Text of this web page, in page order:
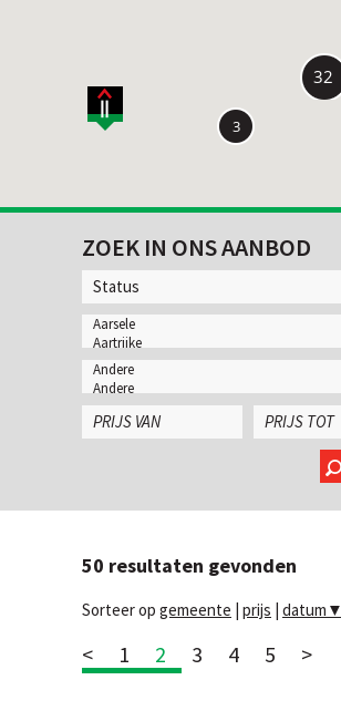
3
32
ZOEK IN ONS AANBOD
50 resultaten gevonden
Sorteer op gemeente | prijs | datum ▼
< 1 2 3 4 5 >